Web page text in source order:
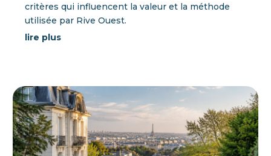
critères qui influencent la valeur et la méthode
utilisée par Rive Ouest.
lire plus